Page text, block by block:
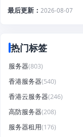
最后更新
2026-08-07
热门标签
服务器(803)
香港服务器(540)
香港云服务器(246)
高防服务器(208)
服务器租用(176)